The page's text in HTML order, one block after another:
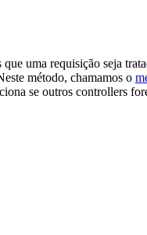
que uma requisição seja
método, chamamos o
se outros controllers